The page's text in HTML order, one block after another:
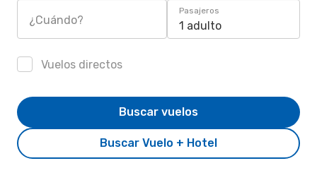
¿Cuándo?
Pasajeros
1 adulto
Vuelos directos
Buscar Vuelo + Hotel
Buscar vuelos